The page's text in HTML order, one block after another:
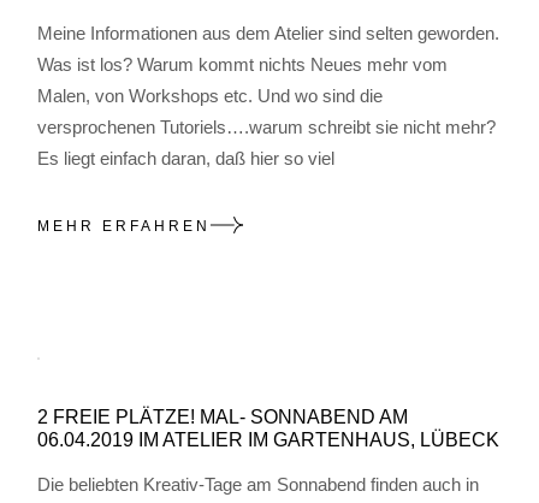
Meine Informationen aus dem Atelier sind selten geworden.
Was ist los? Warum kommt nichts Neues mehr vom
Malen, von Workshops etc. Und wo sind die
versprochenen Tutoriels….warum schreibt sie nicht mehr?
Es liegt einfach daran, daß hier so viel
MEHR ERFAHREN
2 FREIE PLÄTZE! MAL- SONNABEND AM
06.04.2019 IM ATELIER IM GARTENHAUS, LÜBECK
Die beliebten Kreativ-Tage am Sonnabend finden auch in